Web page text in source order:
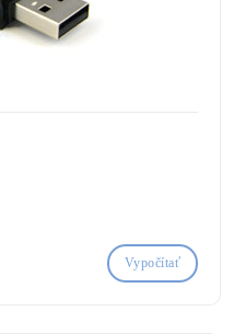
Vypočítať